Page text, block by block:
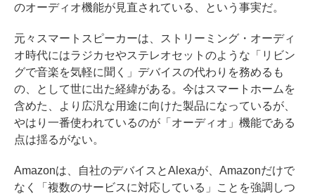
のオーディオ機能が見直されている、という事実だ。
元々スマートスピーカーは、ストリーミング・オーディ
オ時代にはラジカセやステレオセットのような「リビン
グで音楽を気軽に聞く」デバイスの代わりを務めるも
の、として世に出た経緯がある。今はスマートホームを
含めた、より広汎な用途に向けた製品になっているが、
やはり一番使われているのが「オーディオ」機能である
点は揺るがない。
Amazonは、自社のデバイスとAlexaが、Amazonだけで
なく「複数のサービスに対応している」ことを強調しつ